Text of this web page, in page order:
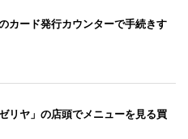
カード発行カウンターで手続きす
リヤ」の店頭でメニューを見る買